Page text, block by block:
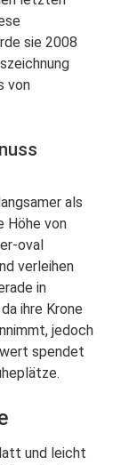
sie 2008
von
als
Höhe von
oval
verleihen
in
ihre Krone
jedoch
spendet
und leicht